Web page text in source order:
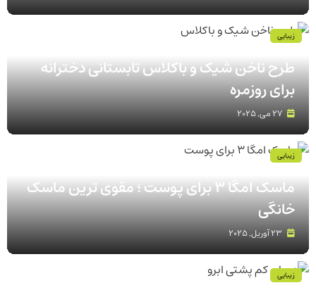
طرح ناخن شیک و باکلاس تابستانی دخترانه
برای روزمره
27 می, 2025
زیبایی
ماسک امگا 3 برای پوست ؛ مقوی ترین ماسک
خانگی
23 آوریل, 2025
زیبایی
زیبایی